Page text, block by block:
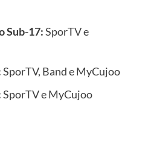
Sub-17:SporTV e
SporTV, Band e MyCujoo
SporTV e MyCujoo